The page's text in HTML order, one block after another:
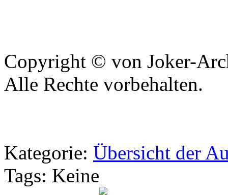
Copyright © von Joker-
Alle Rechte vorbehalten.
Kategorie: Übersicht der
Tags: Keine